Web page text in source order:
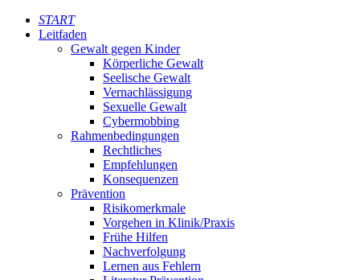
START
Leitfaden
Gewalt gegen Kinder
Körperliche Gewalt
Seelische Gewalt
Vernachlässigung
Sexuelle Gewalt
Cybermobbing
Rahmenbedingungen
Rechtliches
Empfehlungen
Konsequenzen
Prävention
Risikomerkmale
Vorgehen in Klinik/Praxis
Frühe Hilfen
Nachverfolgung
Lernen aus Fehlern